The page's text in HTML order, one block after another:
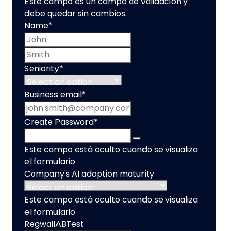
debe quedar sin cambios.
Name*
Seniority*
Business email *
Create Password*
Este campo está oculto cuando se visualiza
el formulario
Company's AI adoption maturity
Este campo está oculto cuando se visualiza
el formulario
RegwallABTest